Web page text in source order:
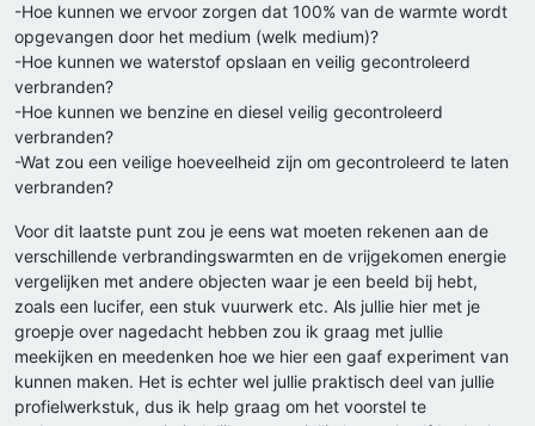
-Hoe kunnen we ervoor zorgen dat 100% van de warmte wordt
opgevangen door het medium (welk medium)?
-Hoe kunnen we waterstof opslaan en veilig gecontroleerd
verbranden?
-Hoe kunnen we benzine en diesel veilig gecontroleerd
verbranden?
-Wat zou een veilige hoeveelheid zijn om gecontroleerd te laten
verbranden?
Voor dit laatste punt zou je eens wat moeten rekenen aan de
verschillende verbrandingswarmten en de vrijgekomen energie
vergelijken met andere objecten waar je een beeld bij hebt,
zoals een lucifer, een stuk vuurwerk etc. Als jullie hier met je
groepje over nagedacht hebben zou ik graag met jullie
meekijken en meedenken hoe we hier een gaaf experiment van
kunnen maken. Het is echter wel jullie praktisch deel van jullie
profielwerkstuk, dus ik help graag om het voorstel te